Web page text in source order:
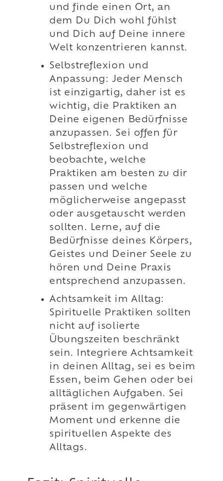
und finde einen Ort, an
dem Du Dich wohl fühlst
und Dich auf Deine innere
Welt konzentrieren kannst.
Selbstreflexion und
Anpassung: Jeder Mensch
ist einzigartig, daher ist es
wichtig, die Praktiken an
Deine eigenen Bedürfnisse
anzupassen. Sei offen für
Selbstreflexion und
beobachte, welche
Praktiken am besten zu dir
passen und welche
möglicherweise angepasst
oder ausgetauscht werden
sollten. Lerne, auf die
Bedürfnisse deines Körpers,
Geistes und Deiner Seele zu
hören und Deine Praxis
entsprechend anzupassen.
Achtsamkeit im Alltag:
Spirituelle Praktiken sollten
nicht auf isolierte
Übungszeiten beschränkt
sein. Integriere Achtsamkeit
in deinen Alltag, sei es beim
Essen, beim Gehen oder bei
alltäglichen Aufgaben. Sei
präsent im gegenwärtigen
Moment und erkenne die
spirituellen Aspekte des
Alltags.